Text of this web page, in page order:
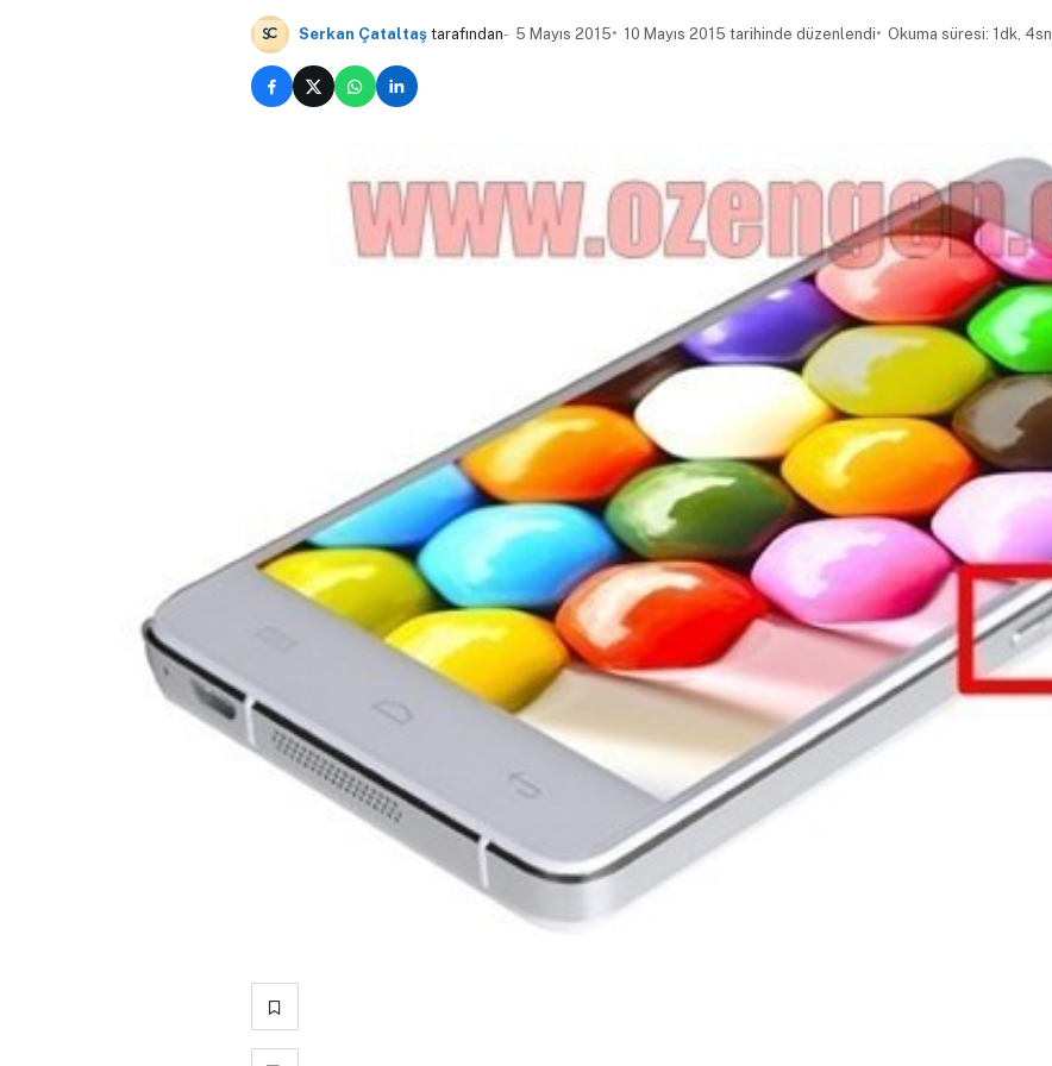
Serkan Çataltaş tarafından 5 Mayıs 2015 10 Mayıs 2015 tarihinde düzenlendi Okuma süresi: 1dk, 4sn